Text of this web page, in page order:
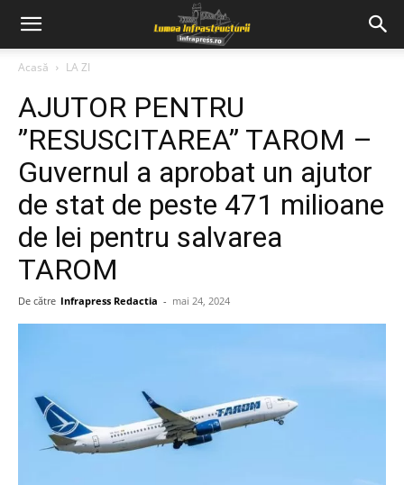
Acasă LA ZI
AJUTOR PENTRU
”RESUSCITAREA” TAROM –
Guvernul a aprobat un ajutor
de stat de peste 471 milioane
de lei pentru salvarea
TAROM
De către Infrapress Redactia - mai 24, 2024